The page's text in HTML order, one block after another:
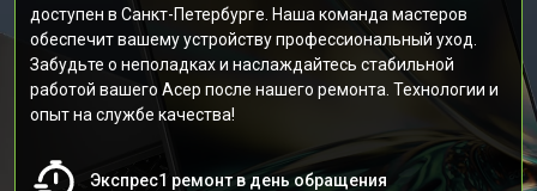
доступен в Санкт-Петербурге. Наша команда мастеров
обеспечит вашему устройству профессиональный уход.
Забудьте о неполадках и наслаждайтесь стабильной
работой вашего Асер после нашего ремонта. Технологии и
опыт на службе качества!
Экспрес1 ремонт в день обращения